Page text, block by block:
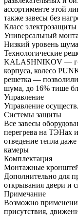
ассортименте этой
также завесы без
Класс
Универсальный
Низкий уровень шума
Технологические
KALASHNIKOV —
корпуса, колесо
решетка — позволили
шума, до 16% тише
Управление
Управление
Системы защиты
Все завесы
перегрева на ТЭНах
отведение тепла
камеры
Комплектация
Монтажные
Дополнительно для
открывания двери и
Примечание
Возможно
присутствия,